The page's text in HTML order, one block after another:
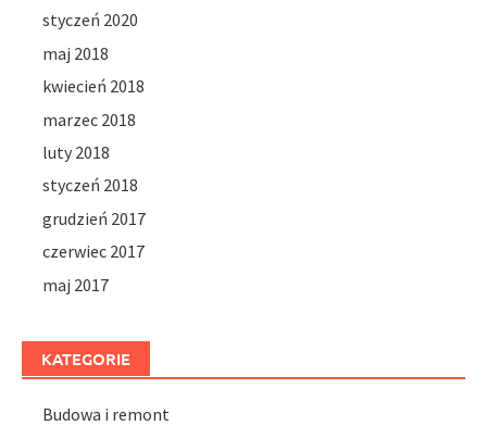
styczeń 2020
maj 2018
kwiecień 2018
marzec 2018
luty 2018
styczeń 2018
grudzień 2017
czerwiec 2017
maj 2017
KATEGORIE
Budowa i remont